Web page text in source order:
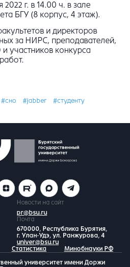
2022 г. в 14.00 ч. в зале
БГУ (8 корпус, 4 этаж).
и директоров
за НИРС, преподавателей,
участников конкурса
#сно #jabber #студенту
Новости на сайт
pr@bsu.ru
Почта
670000, Республика Бурятия,
г. Улан-Удэ, ул. Ранжурова, 4
univer@bsu.ru
Статистика Минобнауки РФ
университет имени Доржи